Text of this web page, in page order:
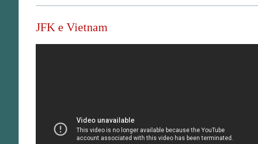
JFK e Vietnam